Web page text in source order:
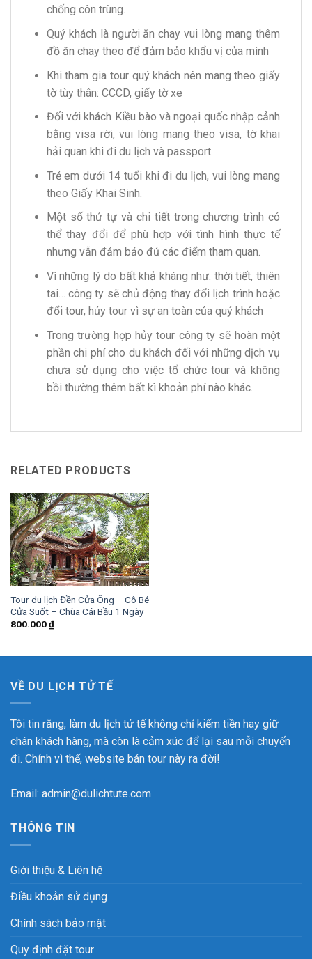
chống côn trùng.
Quý khách là người ăn chay vui lòng mang thêm
đồ ăn chay theo để đảm bảo khẩu vị của mình
Khi tham gia tour quý khách nên mang theo giấy
tờ tùy thân: CCCD, giấy tờ xe
Đối với khách Kiều bào và ngoại quốc nhập cảnh
bằng visa rời, vui lòng mang theo visa, tờ khai
hải quan khi đi du lịch và passport.
Trẻ em dưới 14 tuổi khi đi du lịch, vui lòng mang
theo Giấy Khai Sinh.
Một số thứ tự và chi tiết trong chương trình có
thể thay đổi để phù hợp với tình hình thực tế
nhưng vẫn đảm bảo đủ các điểm tham quan.
Vì những lý do bất khả kháng như: thời tiết, thiên
tai… công ty sẽ chủ động thay đổi lịch trình hoặc
đổi tour, hủy tour vì sự an toàn của quý khách
Trong trường hợp hủy tour công ty sẽ hoàn một
phần chi phí cho du khách đối với những dịch vụ
chưa sử dụng cho việc tổ chức tour và không
bồi thường thêm bất kì khoản phí nào khác.
RELATED PRODUCTS
Tour du lịch Đền Cửa Ông – Cô Bé
Cửa Suốt – Chùa Cái Bầu 1 Ngày
800.000₫
VỀ DU LỊCH TỬ TẾ
Tôi tin rằng, làm du lịch tử tế không chỉ kiếm tiền hay giữ
chân khách hàng, mà còn là cảm xúc để lại sau mỗi chuyến
đi. Chính vì thế, website bán tour này ra đời!
Email: admin@dulichtute.com
THÔNG TIN
Giới thiệu & Liên hệ
Điều khoản sử dụng
Chính sách bảo mật
Quy định đặt tour